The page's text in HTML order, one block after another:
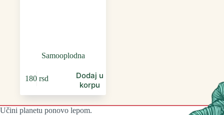
Samooplodna
180 rsd
Dodaj u
korpu
Učini planetu ponovo lepom.